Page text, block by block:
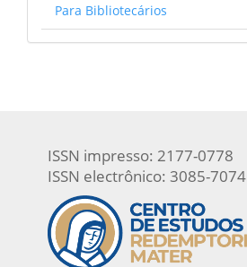
Para Bibliotecários
ISSN impresso: 2177-0778
ISSN electrônico: 3085-7074